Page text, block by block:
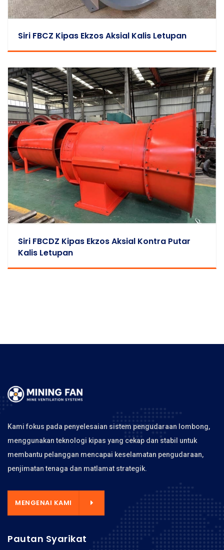
Siri FBCZ Kipas Ekzos Aksial Kalis Letupan
Siri FBCDZ Kipas Ekzos Aksial Kontra Putar
Kalis Letupan
Kami fokus pada penyelesaian sistem pengudaraan lombong,
menggunakan teknologi kipas yang cekap dan stabil untuk
membantu pelanggan mencapai keselamatan pengudaraan,
penjimatan tenaga dan matlamat strategik.
MENGENAI KAMI
Pautan Syarikat